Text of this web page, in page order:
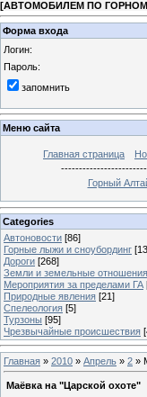
[АВТОМОБИЛЕМ ПО
Форма входа
Логин:
Пароль:
запомнить
Меню сайта
Главная страница
Горный
Categories
Автоновости [86]
Горные лыжи и сноубординг
Дороги [268]
Земли и земельные отношения
Мероприятия за пределами ГА
Природные явления [21]
Спелеология [5]
Турзоны [95]
Чрезвычайные происшествия
Главная » 2010 » Апрель » 2 »
Маёвка на "Царской охоте"